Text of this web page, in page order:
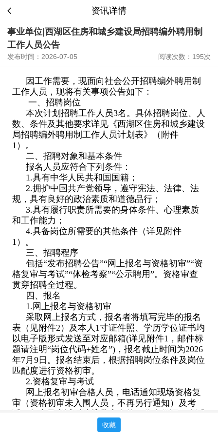
资讯详情
事业单位|西湖区住房和城乡建设局招聘编外聘用制
工作人员公告
发布时间：2026-07-05 阅读次数：195次
因工作需要，现面向社会公开招聘编外聘用制
工作人员，现将有关事项公告如下：
一、招聘岗位
本次计划招聘工作人员3名。具体招聘岗位、人
数、条件及其他要求详见《西湖区住房和城乡建设
局招聘编外聘用制工作人员计划表》（附件
1）。
二、招聘对象和基本条件
报名人员应符合下列条件：
1.具有中华人民共和国国籍；
2.拥护中国共产党领导，遵守宪法、法律、法
规，具有良好的政治素质和道德品行；
3.具有履行职责所需要的身体条件、心理素质
和工作能力；
4.具备岗位所需要的其他条件（详见附件
1）。
三、招聘程序
包括“发布招聘公告”“网上报名与资格初审”“资
格复审与考试”“体检考察”“公示聘用”。资格审查
贯穿招聘全过程。
四、报名
1.网上报名与资格初审
采取网上报名方式，报名者将填写完毕的报名
表（见附件2）及本人1寸证件照、学历学位证书均
以电子版形式发送至对应邮箱(详见附件1，邮件标
题请注明“岗位代码+姓名”)，报名截止时间为2026
年7月9日。报名结束后，根据招聘岗位条件及岗位
匹配度进行资格初审。
2.资格复审与考试
网上报名初审合格人员，电话通知现场资格复
审（资格初审未入围人员，不再另行通知）及考
分为笔试和面试，均实行百分制，综合成绩=笔试
成绩×40%+面试成绩×60%。
收藏